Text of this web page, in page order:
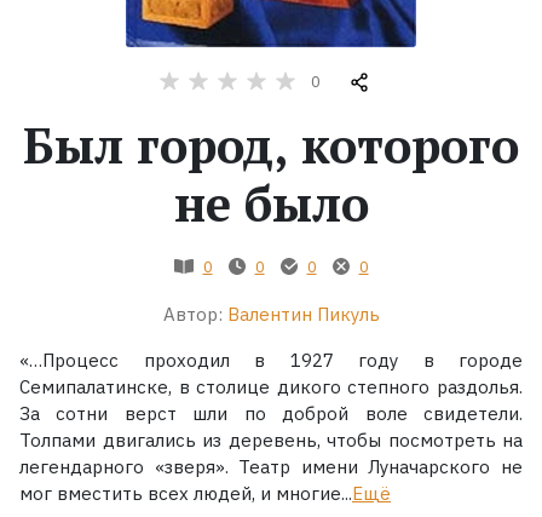
0
Был город, которого
не было
0 0 0 0
Автор: Валентин Пикуль
«…Процесс проходил в 1927 году в городе
Семипалатинске, в столице дикого степного раздолья.
За сотни верст шли по доброй воле свидетели.
Толпами двигались из деревень, чтобы посмотреть на
легендарного «зверя». Театр имени Луначарского не
мог вместить всех людей, и многие...Ещё